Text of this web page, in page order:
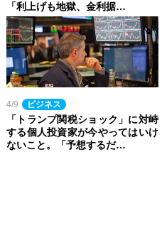
「利上げも地獄、金利据…
4/9 ビジネス
「トランプ関税ショック」に対峙
する個人投資家が今やってはいけ
ないこと。「予想するだ…